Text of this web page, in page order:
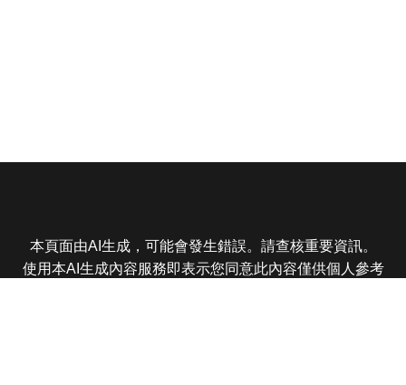
本頁面由AI生成，可能會發生錯誤。請查核重要資訊。
使用本AI生成內容服務即表示您同意此內容僅供個人參考